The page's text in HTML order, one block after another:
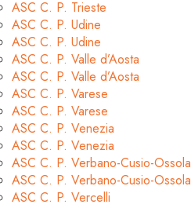
ASC C. P. Trieste
ASC C. P. Udine
ASC C. P. Udine
ASC C. P. Valle d’Aosta
ASC C. P. Valle d’Aosta
ASC C. P. Varese
ASC C. P. Varese
ASC C. P. Venezia
ASC C. P. Venezia
ASC C. P. Verbano-Cusio-Ossola
ASC C. P. Verbano-Cusio-Ossola
ASC C. P. Vercelli